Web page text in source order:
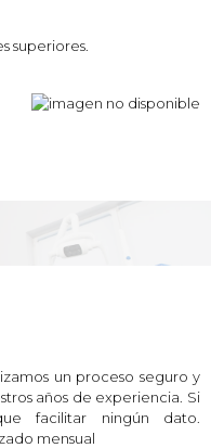
superiores.
un proceso seguro y
años de experiencia. Si
facilitar ningún dato.
mensual